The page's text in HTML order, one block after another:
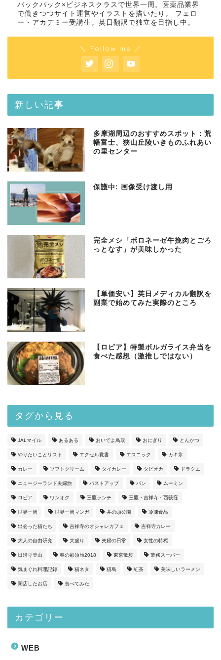
バックパック×ビジネスクラスで世界一周。医薬品業界
で働きつつサイト運営やイラストを描いたり。 フェロ
ー・アカデミー受講生。英日翻訳で独立を目指し中。
＼ Follow me ／
新しい記事
多摩湖周辺のおすすめスポット：荒
幡富士、狭山丘陵いきものふれあい
の里センター
保護中: 画像受け渡し用
完全メシ「ボロネーゼ牛挽肉とごろ
っとなす」が美味しかった
【単価安い】英日メディカル翻訳を
副業で始めてみた実際のところ
【ロピア】特製ボルガライス弁当を
食べた感想（激推しではない）
タグから見る
JALマイル あるある おいでよ鳥取 おにぎり とんかつ
やりたいことリスト エクセル覚書 エスニック カキ氷
カレー ソフトクリーム タイカレー タピオカ ドラクエ
ニュージーランド夫婦旅 バストアップ パン ムーミン
ロピア ワンオク 三鷹ランチ 三鷹・吉祥寺・西荻窪
世界一周 世界一周マンガ 井の頭公園 冷凍食品
出会った猫たち 吉祥寺のオシャレカフェ 吉祥寺カレー
大人の自由研究 大盛り 夫婦の日常 女性の特権
日帰り登山 春の那須旅2018 東京散歩 業務スーパー
気まぐれ料理記録 猫ネタ 猫島 紅茶 美味しいラーメン
閉店したお店 食べてみた
カテゴリー
WEB